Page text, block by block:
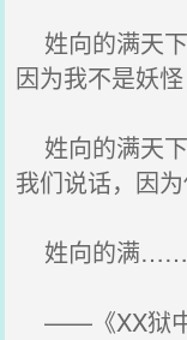
姓向的满天下
因为我不是妖怪
姓向的满天
我们说话，因为
姓向的满……
——《XX狱中